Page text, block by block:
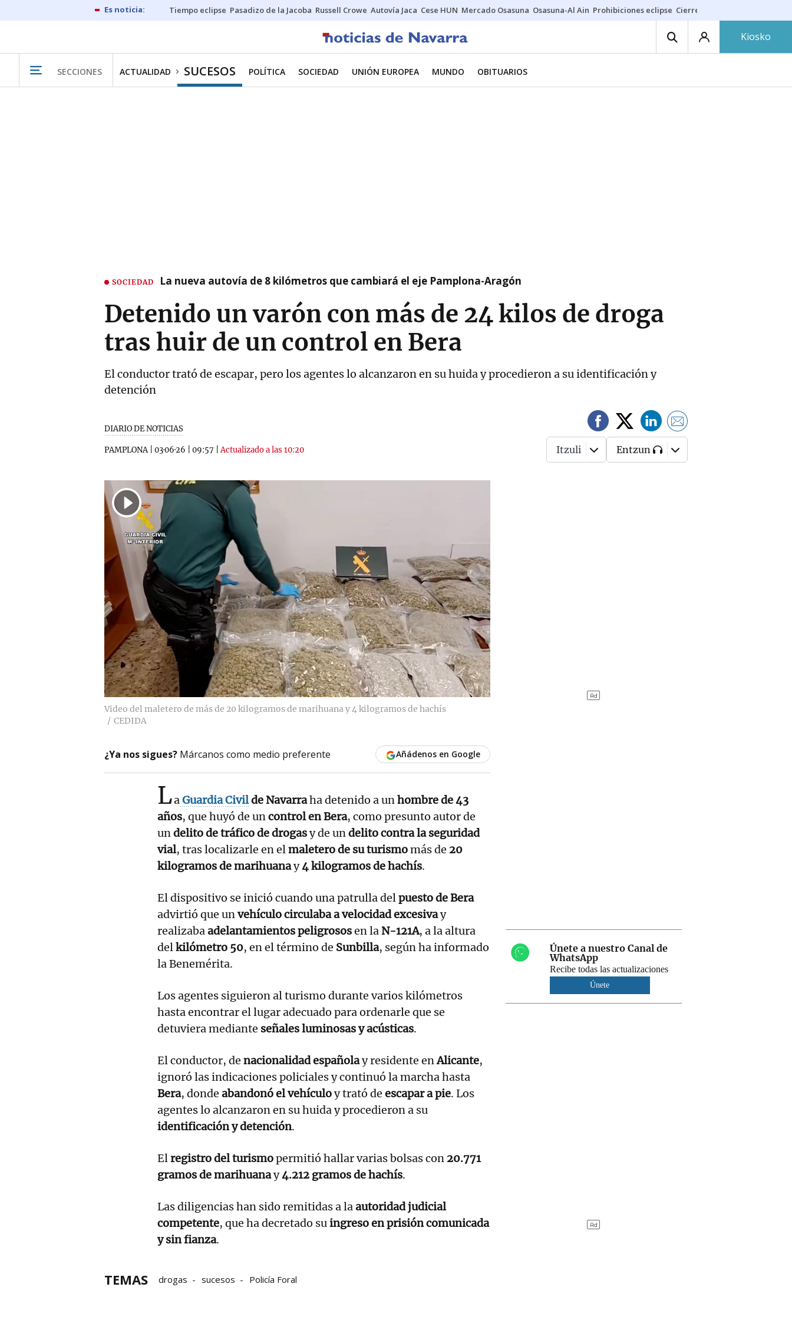
Tiempo eclipse Pasadizo de la Jacoba Russell Crowe Autovía Jaca Cese HUN Mercado Osasuna Osasuna-Al Ain Prohibiciones eclipse Cierre cosmética
Kiosko
SECCIONES ACTUALIDAD SUCESOS POLÍTICA SOCIEDAD UNIÓN EUROPEA MUNDO OBITUARIOS
SOCIEDAD La nueva autovía de 8 kilómetros que cambiará el eje Pamplona-Aragón
Detenido un varón con más de 24 kilos de droga
tras huir de un control en Bera
El conductor trató de escapar, pero los agentes lo alcanzaron en su huida y procedieron a su identificación y
detención
DIARIO DE NOTICIAS
PAMPLONA| 03·06·26 09:57 |Actualizado a las 10:20 Itzuli Entzun
Video del maletero de más de 20 kilogramos de marihuana y 4 kilogramos de hachís
CEDIDA
¿Ya nos sigues? Márcanos como medio preferente Añádenos en Google
LaGuardia Civilde Navarraha detenido a unhombre de 43
años, que huyó de uncontrol en Bera, como presunto autor de
undelito de tráfico de drogasy de undelito contra la seguridad
vial, tras localizarle en elmaletero de su turismomás de 20
kilogramos de marihuanay4 kilogramos de hachís.
El dispositivo se inició cuando una patrulla delpuesto de Bera
advirtió que unvehículo circulaba a velocidad excesivay
realizabaadelantamientos peligrososen la N-121A, a la altura
delkilómetro 50, en el término de Sunbilla, según ha informado
la Benemérita.
Los agentes siguieron al turismo durante varios kilómetros
hasta encontrar el lugar adecuado para ordenarle que se
detuviera mediante señales luminosas y acústicas.
El conductor, de nacionalidad españolay residente enAlicante,
ignoró las indicaciones policiales y continuó la marcha hasta
Bera, donde abandonó el vehículoy trató de escapar a pie. Los
agentes lo alcanzaron en su huida y procedieron a su
identificación y detención.
Elregistro del turismopermitió hallar varias bolsas con 20.771
gramos de marihuanay4.212 gramos de hachís.
Las diligencias han sido remitidas a laautoridad judicial
competente, que ha decretado suingreso en prisión comunicada
y sin fianza.
TEMAS drogas sucesos Policía Foral
Únete a nuestro Canal de
WhatsApp
Recibe todas las actualizaciones
Únete